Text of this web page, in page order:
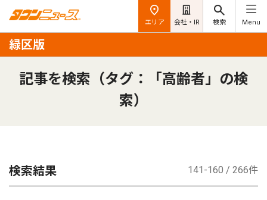
エリア 会社・IR 検索 Menu
緑区版
記事を検索（タグ：「高齢者」の検
索）
検索結果 141-160 / 266件